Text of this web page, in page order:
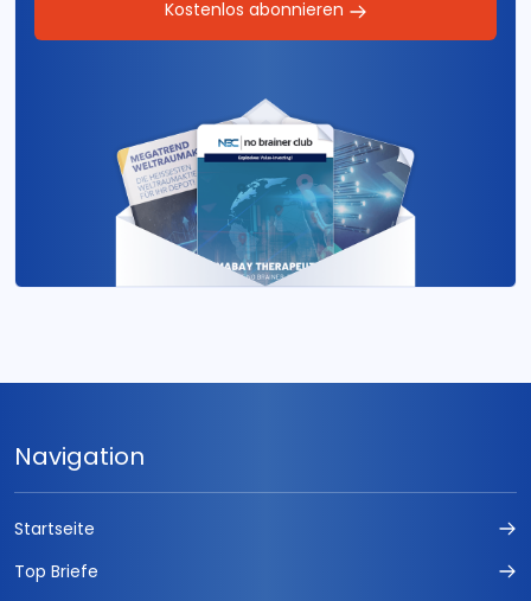
Kostenlos abonnieren
Navigation
Startseite
Top Briefe